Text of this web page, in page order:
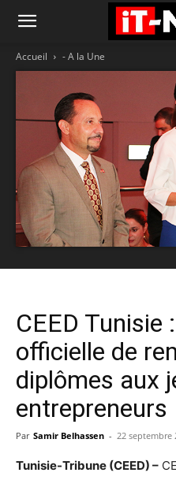
Accueil - A la Une
CEED Tunisie
officielle de
diplômes aux
entrepreneurs
Par Samir Belhassen - 22 septembre
Tunisie-Tribune (CEED) –